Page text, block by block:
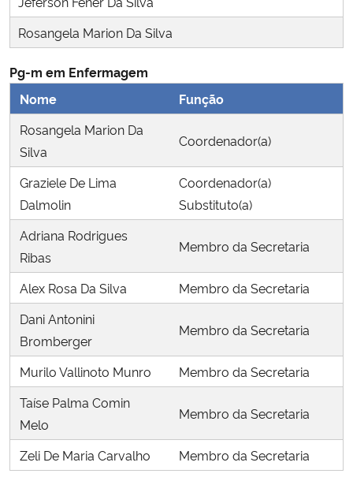
Ministério de Minas e Energia
Ministério da Ciência, Tecnologia, Inovações e Comunicações
Ministério do Meio Ambiente
Ministério do Turismo
Ministério do Desenvolvimento Regional
Controladoria-Geral da União
Ministério da Mulher, da Família e dos Direitos Humanos
Secretaria-Geral
Secretaria de Governo
Gabinete de Segurança Institucional
Rosangela Marion Da Silva
Pg-m em Enfermagem
Nome
Função
Rosangela Marion Da
Silva
Coordenador(a)
Graziele De Lima
Dalmolin
Coordenador(a)
Substituto(a)
Adriana Rodrigues
Ribas
Membro da Secretaria
Alex Rosa Da Silva
Membro da Secretaria
Dani Antonini
Bromberger
Membro da Secretaria
Murilo Vallinoto Munro
Membro da Secretaria
Taíse Palma Comin
Melo
Membro da Secretaria
Zeli De Maria Carvalho Membro da Secretaria